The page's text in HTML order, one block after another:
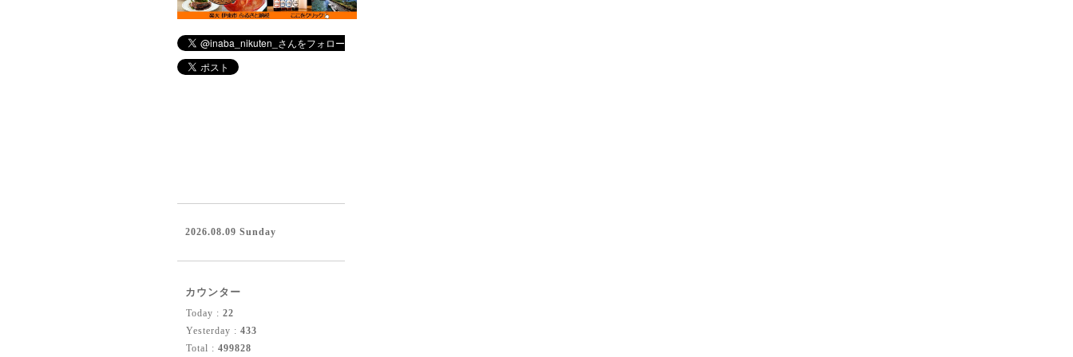
2026.08.09 Sunday
カウンター
Today : 22
Yesterday : 433
Total : 499828